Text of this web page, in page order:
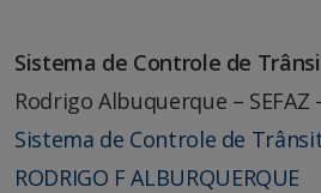
Sistema de Controle de
Rodrigo Albuquerque – SEFAZ
Sistema de Controle de
RODRIGO F ALBURQUERQUE